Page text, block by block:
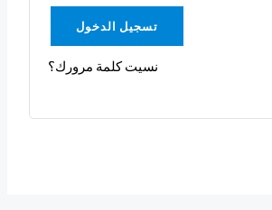
تسجيل الدخول
نسيت كلمة مرورك؟